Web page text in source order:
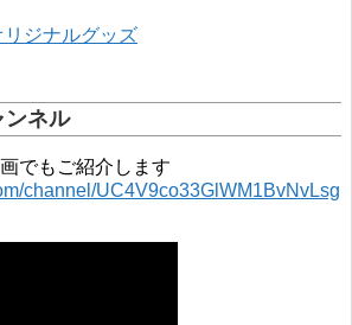
リジナルグッズ
ンネル
でもご紹介します
channel/UC4V9co33GlWM1BvNvLsg